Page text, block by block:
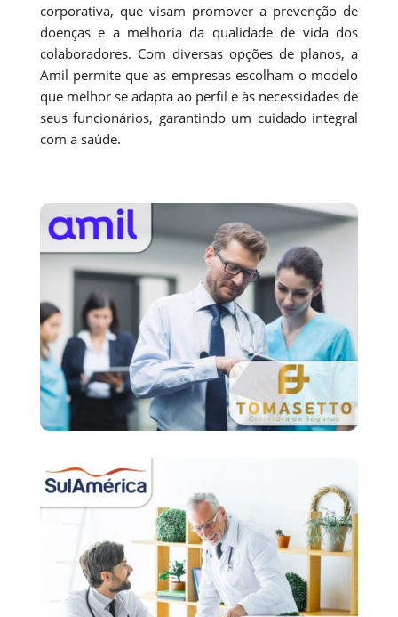
corporativa, que visam promover a prevenção de
doenças e a melhoria da qualidade de vida dos
colaboradores. Com diversas opções de planos, a
Amil permite que as empresas escolham o modelo
que melhor se adapta ao perfil e às necessidades de
seus funcionários, garantindo um cuidado integral
com a saúde.